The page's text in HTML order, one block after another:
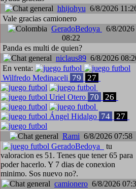
hhijohyu 6/8/2026
Vale gracias camionero
GeradoBedoya
6/8/2026
08:22
Panda es multi de quien?
niclaus89 6/8/2026
En venta:
Wilfredo Medinaceli 79 27
Uriel Otero 70 26
Ángel Hidalgo 74 27
Rami 6/8/2026 07:58
GeradoBedoya
tu
valoracion es 51. Tenes que tener 65 para
poder hacerlo. Y 7 dias de conexion
minimo. Sos nuevo no?.
camionero 6/8/2026